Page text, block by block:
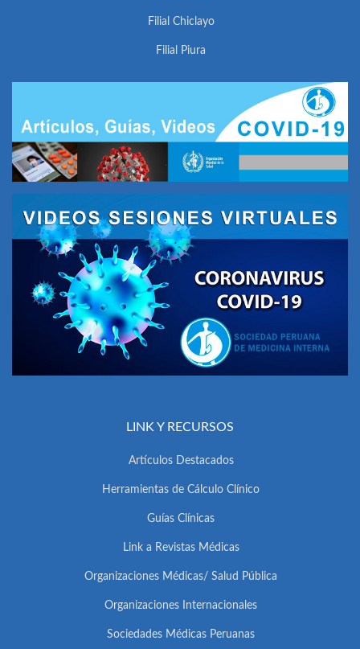
Filial Chiclayo
Filial Piura
LINK Y RECURSOS
Artículos Destacados
Herramientas de Cálculo Clínico
Guías Clínicas
Link a Revistas Médicas
Organizaciones Médicas/ Salud Pública
Organizaciones Internacionales
Sociedades Médicas Peruanas